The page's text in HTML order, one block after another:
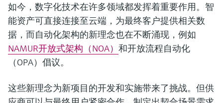
如今，数字化技术在许多领域都发挥着重要作用。智
能资产可直接连接至云端，为最终客户提供相关数
据，而自动化架构的新理念也在不断涌现，例如
NAMUR开放式架构（NOA） 和开放流程自动化
（OPA）倡议。
这些新理念为新项目的开发和实施带来了挑战。但供